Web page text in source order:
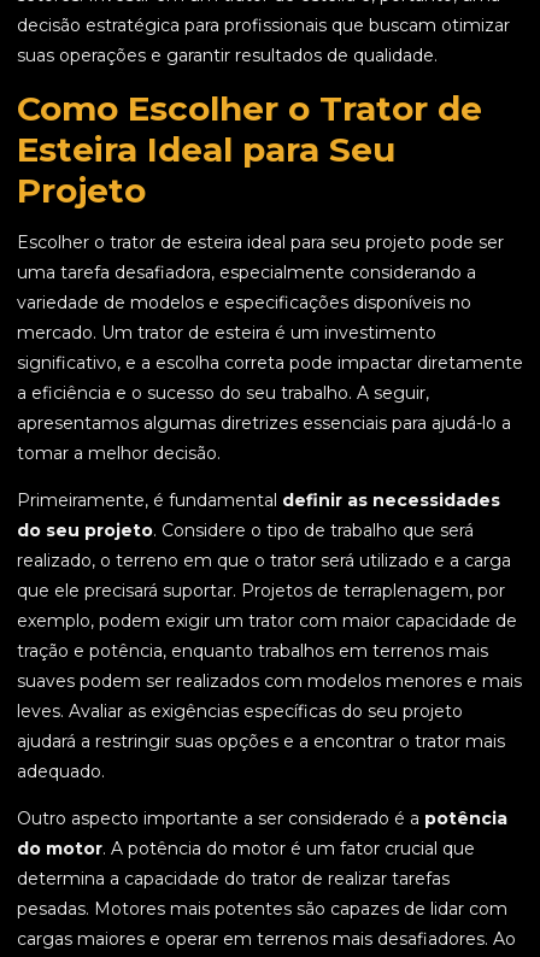
decisão estratégica para profissionais que buscam otimizar
suas operações e garantir resultados de qualidade.
Como Escolher o Trator de
Esteira Ideal para Seu
Projeto
Escolher o trator de esteira ideal para seu projeto pode ser
uma tarefa desafiadora, especialmente considerando a
variedade de modelos e especificações disponíveis no
mercado. Um trator de esteira é um investimento
significativo, e a escolha correta pode impactar diretamente
a eficiência e o sucesso do seu trabalho. A seguir,
apresentamos algumas diretrizes essenciais para ajudá-lo a
tomar a melhor decisão.
Primeiramente, é fundamental definir as necessidades
do seu projeto. Considere o tipo de trabalho que será
realizado, o terreno em que o trator será utilizado e a carga
que ele precisará suportar. Projetos de terraplenagem, por
exemplo, podem exigir um trator com maior capacidade de
tração e potência, enquanto trabalhos em terrenos mais
suaves podem ser realizados com modelos menores e mais
leves. Avaliar as exigências específicas do seu projeto
ajudará a restringir suas opções e a encontrar o trator mais
adequado.
Outro aspecto importante a ser considerado é a potência
do motor. A potência do motor é um fator crucial que
determina a capacidade do trator de realizar tarefas
pesadas. Motores mais potentes são capazes de lidar com
cargas maiores e operar em terrenos mais desafiadores. Ao